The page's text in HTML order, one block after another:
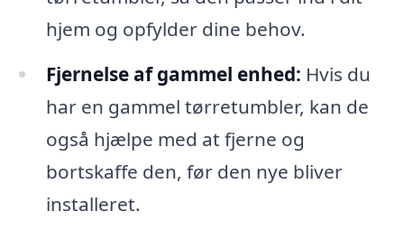
hjem og opfylder dine behov.
Fjernelse af gammel enhed: Hvis du
har en gammel tørretumbler, kan de
også hjælpe med at fjerne og
bortskaffe den, før den nye bliver
installeret.